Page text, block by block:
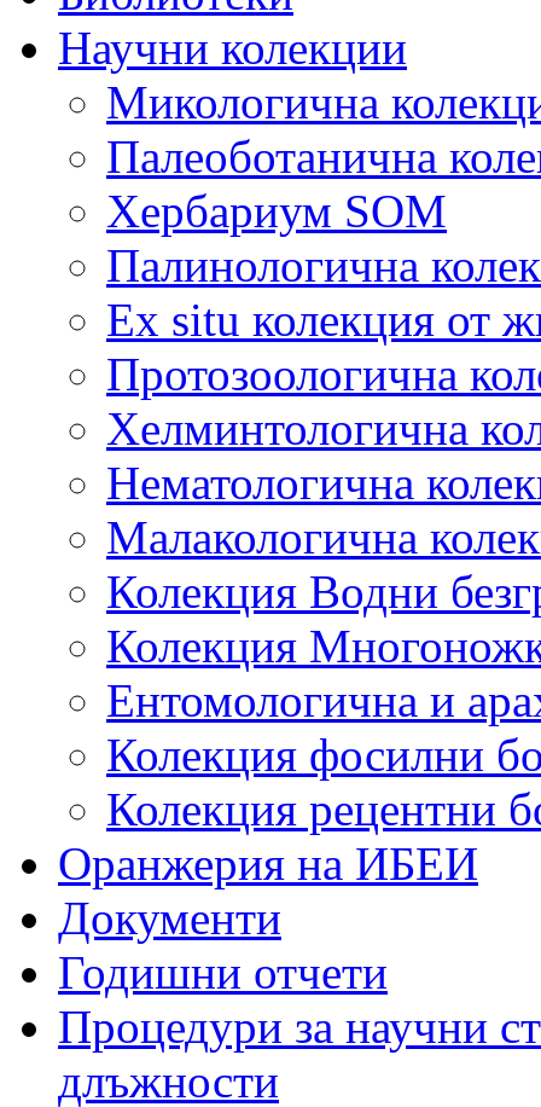
Научни колекции
Микологична
Палеоботанична
Хербариум SOM
Палинологична
Ex situ колекция от
Протозоологична
Хелминтологична
Нематологична
Малакологична
Колекция Водни
Колекция
Ентомологична и
Колекция фосилни
Колекция рецентни
Оранжерия на ИБЕИ
Документи
Годишни отчети
Процедури за научни
длъжности